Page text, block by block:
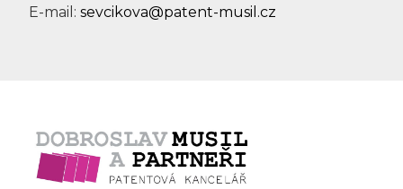
E-mail: sevcikova@patent-musil.cz